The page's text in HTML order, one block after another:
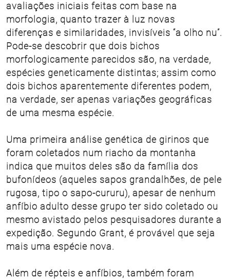
avaliações iniciais feitas com base na
morfologia, quanto trazer à luz novas
diferenças e similaridades, invisíveis “a olho nu”.
Pode-se descobrir que dois bichos
morfologicamente parecidos são, na verdade,
espécies geneticamente distintas; assim como
dois bichos aparentemente diferentes podem,
na verdade, ser apenas variações geográficas
de uma mesma espécie.
Uma primeira análise genética de girinos que
foram coletados num riacho da montanha
indica que muitos deles são da família dos
bufonídeos (aqueles sapos grandalhões, de pele
rugosa, tipo o sapo-cururu), apesar de nenhum
anfíbio adulto desse grupo ter sido coletado ou
mesmo avistado pelos pesquisadores durante a
expedição. Segundo Grant, é provável que seja
mais uma espécie nova.
Além de répteis e anfíbios, também foram